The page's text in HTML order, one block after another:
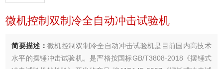
微机控制双制冷全自动冲击试验机
简要描述： 微机控制双制冷全自动冲击试验机是目前国内高技术
水平的摆锤冲击试验机。是严格按国标GB/T3808-2018《摆锤式